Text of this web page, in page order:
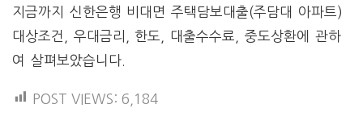
지금까지 신한은행 비대면 주택담보대출(주담대 아파트)
대상조건, 우대금리, 한도, 대출수수료, 중도상환에 관하
여 살펴보았습니다.
POST VIEWS: 6,184